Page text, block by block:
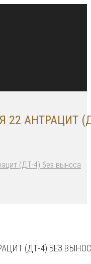
22 АНТРАЦИТ
(ДТ-4) без выноса
(ДТ-4) БЕЗ